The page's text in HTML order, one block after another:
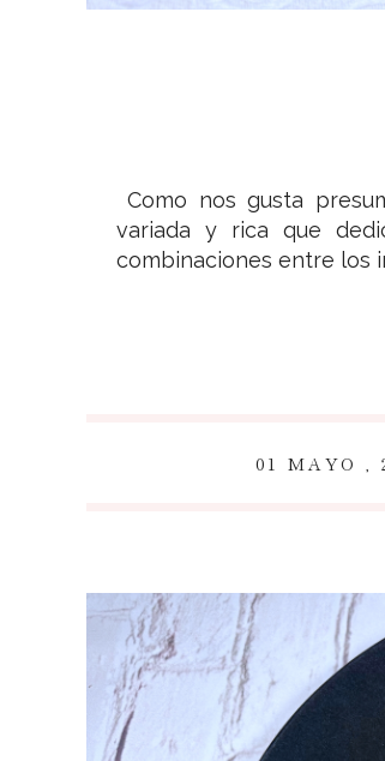
Como nos gusta
variada y rica que
combinaciones entre los
01 MAYO ,